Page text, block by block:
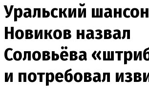
Уральский
Новиков назвал
Соловьёва
и потребовал